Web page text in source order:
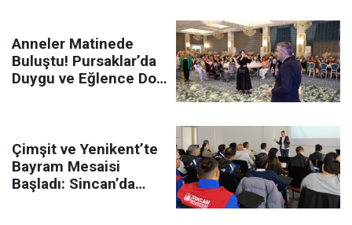
Anneler Matinede
Buluştu! Pursaklar’da
Duygu ve Eğlence Dolu
Çimşit ve Yenikent’te
Bayram Mesaisi
Başladı: Sincan’da